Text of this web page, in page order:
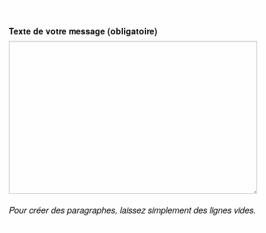
Texte de votre message (obligatoire)
Pour créer des paragraphes, laissez simplement des lignes vides.